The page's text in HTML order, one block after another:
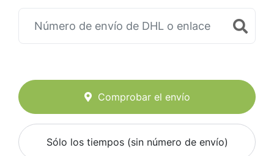
Comprobar el envío
Sólo los tiempos (sin número de envío)